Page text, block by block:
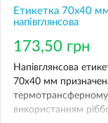
Етикетка 70х40
напівглянсова
173,50 грн
Напівглянсова
70х40 мм
термотрансферному
використанням